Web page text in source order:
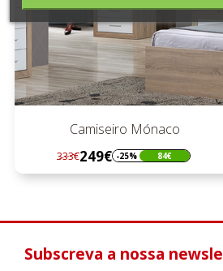
Camiseiro Mónaco
Regular
preço
333€249€
Preço -25% 84€
Subscreva a nossa